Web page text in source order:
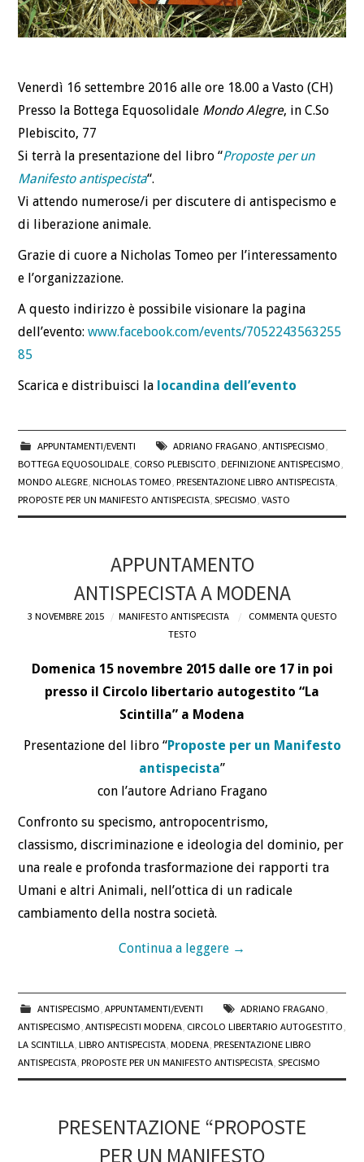
Venerdì 16 settembre 2016 alle ore 18.00 a Vasto (CH)
Presso la Bottega Equosolidale Mondo Alegre, in C.So
Plebiscito, 77
Si terrà la presentazione del libro “Proposte per un
Manifesto antispecista“.
Vi attendo numerose/i per discutere di antispecismo e
di liberazione animale.
Grazie di cuore a Nicholas Tomeo per l’interessamento
e l’organizzazione.
A questo indirizzo è possibile visionare la pagina
dell’evento:www.facebook.com/events/7052243563255
85
Scarica e distribuisci la locandina dell’evento
APPUNTAMENTI/EVENTI ADRIANO FRAGANO, ANTISPECISMO,
BOTTEGA EQUOSOLIDALE, CORSO PLEBISCITO,DEFINIZIONE ANTISPECISMO,
MONDO ALEGRE,NICHOLAS TOMEO,PRESENTAZIONE LIBRO ANTISPECISTA,
PROPOSTE PER UN MANIFESTO ANTISPECISTA,SPECISMO,VASTO
APPUNTAMENTO
ANTISPECISTA A MODENA
3 NOVEMBRE 2015 MANIFESTO ANTISPECISTA
COMMENTA QUESTO
TESTO
Domenica 15 novembre 2015 dalle ore 17 in poi
presso il Circolo libertario autogestito “La
Scintilla” a Modena
Presentazione del libro “Proposte per un Manifesto
antispecista”
con l’autore Adriano Fragano
Confronto su specismo, antropocentrismo,
classismo, discriminazione e ideologia del dominio, per
una reale e profonda trasformazione dei rapporti tra
Umani e altri Animali, nell’ottica di un radicale
cambiamento della nostra società.
Continua a leggere →
ANTISPECISMO APPUNTAMENTI/EVENTI ADRIANO FRAGANO
ANTISPECISMO ,ANTISPECISTI MODENA CIRCOLO LIBERTARIO AUTOGESTITO
LA SCINTILLA ,LIBRO ANTISPECISTA ,MODENA ,PRESENTAZIONE LIBRO
ANTISPECISTA ,PROPOSTE PER UN MANIFESTO ANTISPECISTA ,SPECISMO
PRESENTAZIONE “PROPOSTE
PER UN MANIFESTO